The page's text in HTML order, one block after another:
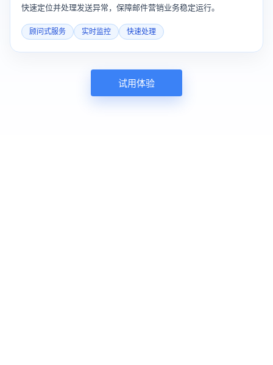
快速定位并处理发送异常，保障邮件营销业务稳定运行。
顾问式服务 实时监控 快速处理
试用体验